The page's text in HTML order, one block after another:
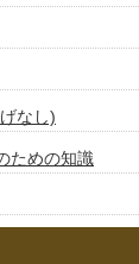
なし)
ための知識